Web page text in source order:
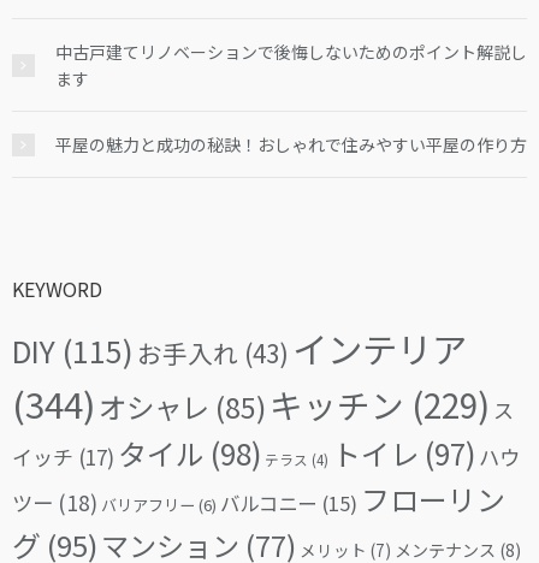
中古戸建てリノベーションで後悔しないためのポイント解説し
ます
平屋の魅力と成功の秘訣！おしゃれで住みやすい平屋の作り方
KEYWORD
DIY (115) お手入れ (43) インテリア
(344) オシャレ (85) キッチン (229) ス
イッチ (17) タイル (98) テラス (4) トイレ (97) ハウ
ツー (18) バリアフリー (6) バルコニー (15) フローリン
グ (95)マンション (77) メリット (7) メンテナンス (8)